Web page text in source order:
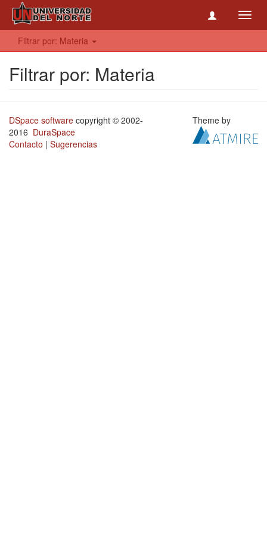
Filtrar por: Materia
Filtrar por: Materia
DSpace software copyright © 2002-
2016 DuraSpace
Contacto | Sugerencias
Theme by